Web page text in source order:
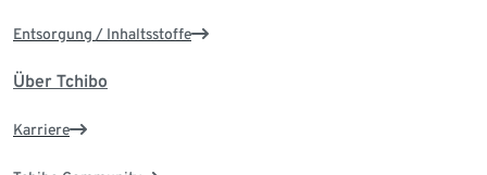
Entsorgung / Inhaltsstoffe
Über Tchibo
Karriere